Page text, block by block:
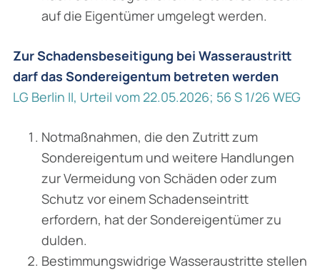
auf die Eigentümer umgelegt werden.
Zur Schadensbeseitigung bei Wasseraustritt
darf das Sondereigentum betreten werden
LG Berlin II, Urteil vom 22.05.2026; 56 S 1/26 WEG
Notmaßnahmen, die den Zutritt zum
Sondereigentum und weitere Handlungen
zur Vermeidung von Schäden oder zum
Schutz vor einem Schadenseintritt
erfordern, hat der Sondereigentümer zu
dulden.
Bestimmungswidrige Wasseraustritte stellen